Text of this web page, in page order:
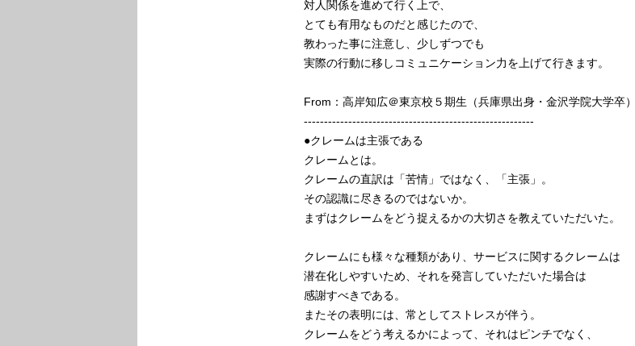
対人関係を進めて行く上で、
とても有用なものだと感じたので、
教わった事に注意し、少しずつでも
実際の行動に移しコミュニケーション力を上げて行きます。
From：高岸知広＠東京校５期生（兵庫県出身・金沢学院大学卒）
---------------------------------------------------------
●クレームは主張である
クレームとは。
クレームの直訳は「苦情」ではなく、「主張」。
その認識に尽きるのではないか。
まずはクレームをどう捉えるかの大切さを教えていただいた。
クレームにも様々な種類があり、サービスに関するクレームは
潜在化しやすいため、それを発言していただいた場合は
感謝すべきである。
またその表明には、常としてストレスが伴う。
クレームをどう考えるかによって、それはピンチでなく、